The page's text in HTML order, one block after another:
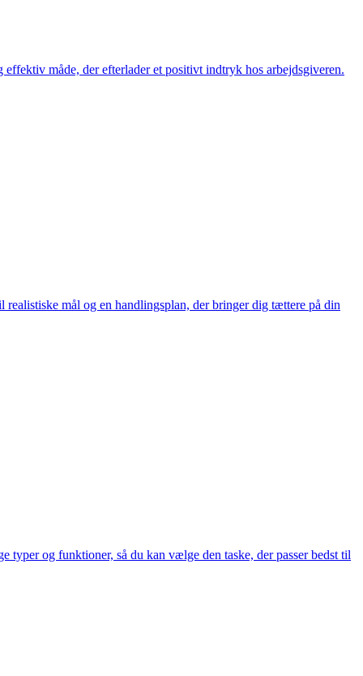
måde, der efterlader et positivt indtryk hos arbejdsgiveren.
mål og en handlingsplan, der bringer dig tættere på din
og funktioner, så du kan vælge den taske, der passer bedst til